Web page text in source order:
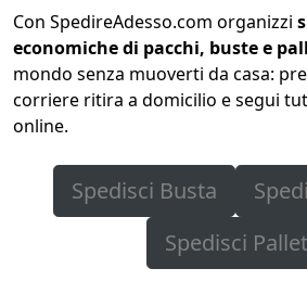
Con SpedireAdesso.com organizzi
economiche di pacchi, buste e
mondo senza muoverti da casa:
corriere ritira a domicilio e segui
online.
Spedisci Busta
Spedisci Pallet